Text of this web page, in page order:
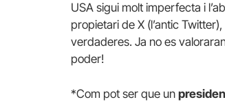
USA sigui molt imperfecta i
propietari de X (l’antic
verdaderes. Ja no es
poder!
*Com pot ser que un